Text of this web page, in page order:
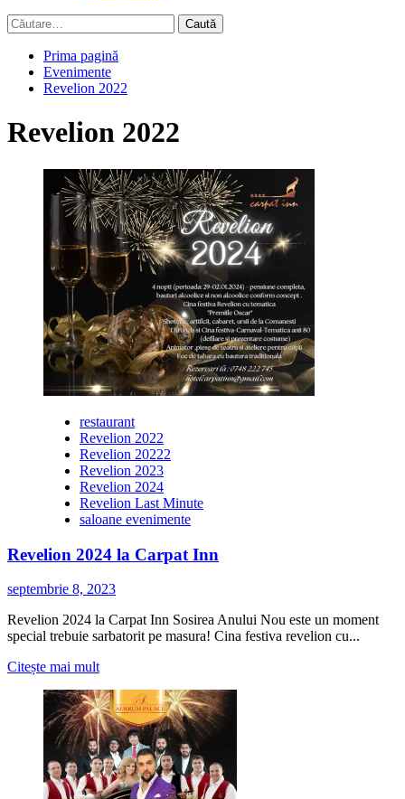
Caută
după:
Prima pagină
Evenimente
Revelion 2022
Revelion 2022
restaurant
Revelion 2022
Revelion 20222
Revelion 2023
Revelion 2024
Revelion Last Minute
saloane evenimente
Revelion 2024 la Carpat Inn
septembrie 8, 2023
Revelion 2024 la Carpat Inn Sosirea Anului Nou este un moment
special trebuie sarbatorit pe masura! Cina festiva revelion cu...
Citește mai multCitește
multe
despre
Revelion
2024
la
Carpat